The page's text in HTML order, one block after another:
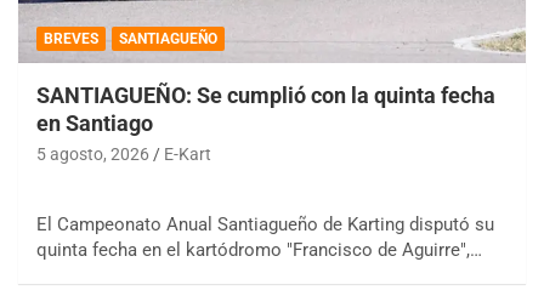
BREVES SANTIAGUEÑO
SANTIAGUEÑO: Se cumplió con la quinta fecha
en Santiago
5 agosto, 2026 E-Kart
El Campeonato Anual Santiagueño de Karting disputó su
quinta fecha en el kartódromo "Francisco de Aguirre",…